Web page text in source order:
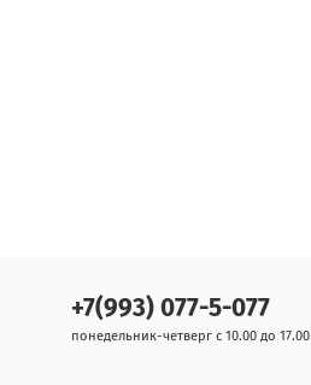
+7(993) 077-5-077
понедельник-четверг с 10.00 до 17.00